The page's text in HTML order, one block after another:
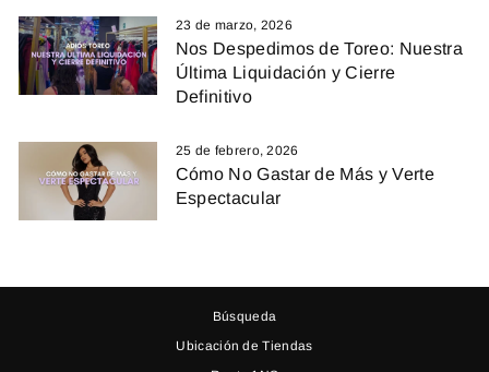
23 de marzo, 2026
Nos Despedimos de Toreo: Nuestra
Última Liquidación y Cierre
Definitivo
25 de febrero, 2026
Cómo No Gastar de Más y Verte
Espectacular
Búsqueda
Ubicación de Tiendas